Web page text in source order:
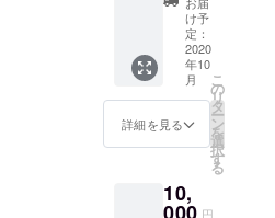
う！ ※
ご利用
の２日
前まで
にご予
約をお
願いし
※配送は
ませ
ん、店
お食い
初め
に！ご
自宅用
にお持
ち帰り
も可能
です。
【内
鯛の姿
焼き ・
け予
定：
2020
年10
月
詳細を見る
こ
の
リ
タ
ー
ン
を
選
択
す
る
10,
円